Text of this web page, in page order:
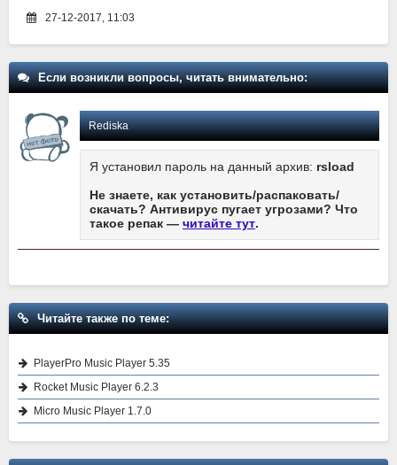
27-12-2017, 11:03
Если возникли вопросы, читать внимательно:
Rediska
Я установил пароль на данный архив: rsload
Не знаете, как установить/распаковать/
скачать? Антивирус пугает угрозами? Что
такое репак — читайте тут.
Читайте также по теме:
PlayerPro Music Player 5.35
Rocket Music Player 6.2.3
Micro Music Player 1.7.0